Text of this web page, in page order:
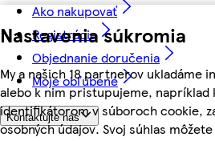
Nastavenia súkromia
My a našich 18 partnerov ukladáme
alebo k nim pristupujeme, napríklad
identifikátorom v súboroch cookie,
osobných údajov. Svoj súhlas
Ako nakupovať
Registrácia
Objednanie doručenia
Moje obľúbené
Kontaktujte nás